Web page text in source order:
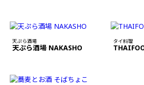
天ぷら酒場
天ぷら酒場 NAKASHO
タイ料理